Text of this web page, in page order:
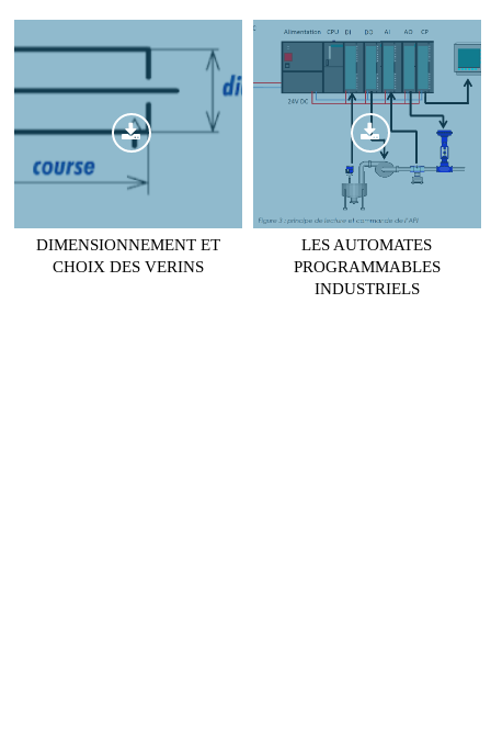
LES AUTOMATES
PROGRAMMABLES
INDUSTRIELS
DIMENSIONNEMENT ET
CHOIX DES VERINS